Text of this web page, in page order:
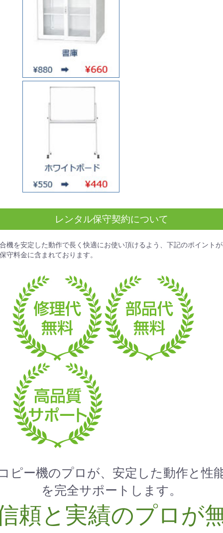
レンタル保守契約について
機を安定した動作で長く快適にお使い頂けるよう、下記のポイントが
守料金に含まれております。
ピー機のプロが、安定した動作と性
を完全サポートします。
頼と実績のプロが